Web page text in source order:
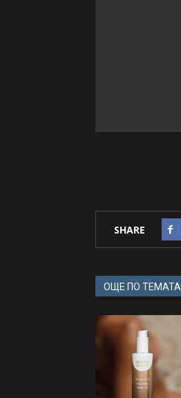
SHARE
ОЩЕ ПО ТЕМАТА